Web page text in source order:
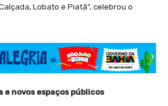
Lobato e Piatã”, celebrou o
novos espaços públicos